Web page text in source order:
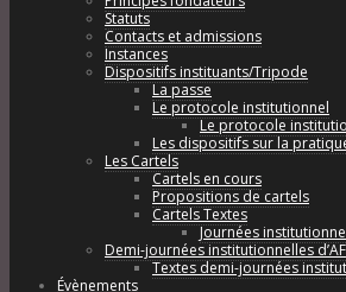
Statuts
Contacts et admissions
Instances
Dispositifs instituants/Tripode
La passe
Le protocole institutionnel
Le protocole
Les dispositifs sur la
Les Cartels
Cartels en cours
Propositions de cartels
Cartels Textes
Journées
Demi-journées institutionnelles d’AF
Textes demi-journées
Évènements